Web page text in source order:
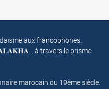
aux francophones.
à travers le prisme
marocain du 19ème siècle.